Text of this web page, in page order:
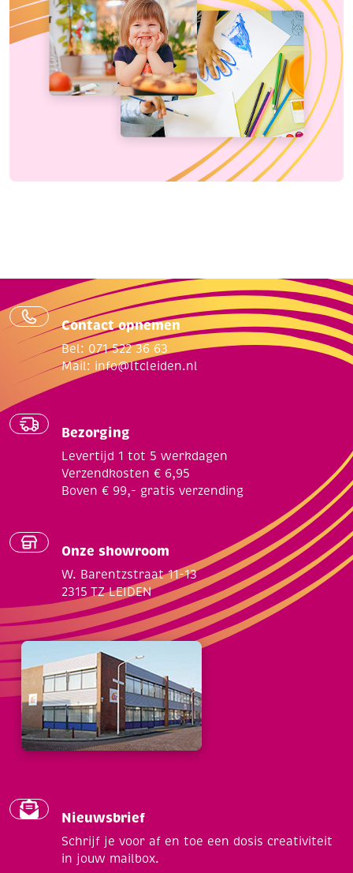
Contact opnemen
Bel: 071 522 36 63
Mail: info@ltcleiden.nl
Bezorging
Levertijd 1 tot 5 werkdagen
Verzendkosten € 6,95
Boven € 99,- gratis verzending
Onze showroom
W. Barentzstraat 11-13
2315 TZ LEIDEN
Nieuwsbrief
Schrijf je voor af en toe een dosis creativiteit
in jouw mailbox.